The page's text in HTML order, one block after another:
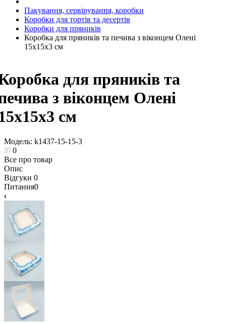
Пакування, сервірування, коробки
Коробки для тортів та десертів
Коробки для пряників
Коробка для пряників та печива з віконцем Олені
15х15х3 см
для пряників та
з віконцем Олені
см
Модель: k1437-15-15-3
0
Все про товар
Опис
Відгуки 0
Питання0